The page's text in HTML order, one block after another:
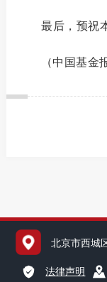
最后，预祝
（中国基金
北京市西城
法律声明